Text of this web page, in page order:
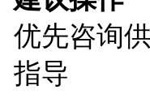
优先咨询
指导